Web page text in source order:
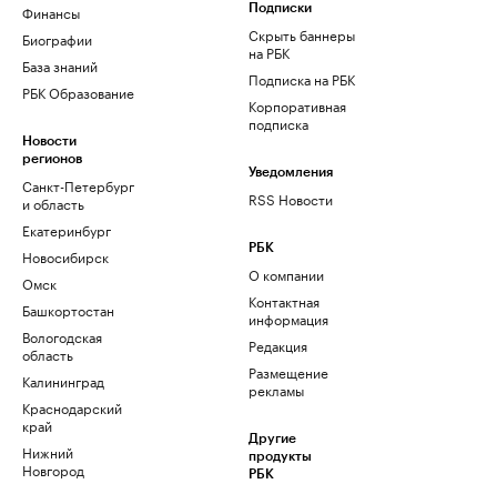
Финансы
Биографии
База знаний
РБК Образование
Новости
регионов
Санкт-Петербург
и область
Екатеринбург
Новосибирск
Омск
Башкортостан
Вологодская
область
Калининград
Краснодарский
край
Нижний
Новгород
Подписки
Скрыть баннеры
на РБК
Подписка на РБК
Корпоративная
подписка
Уведомления
RSS Новости
РБК
О компании
Контактная
информация
Редакция
Размещение
рекламы
Другие
продукты
РБК